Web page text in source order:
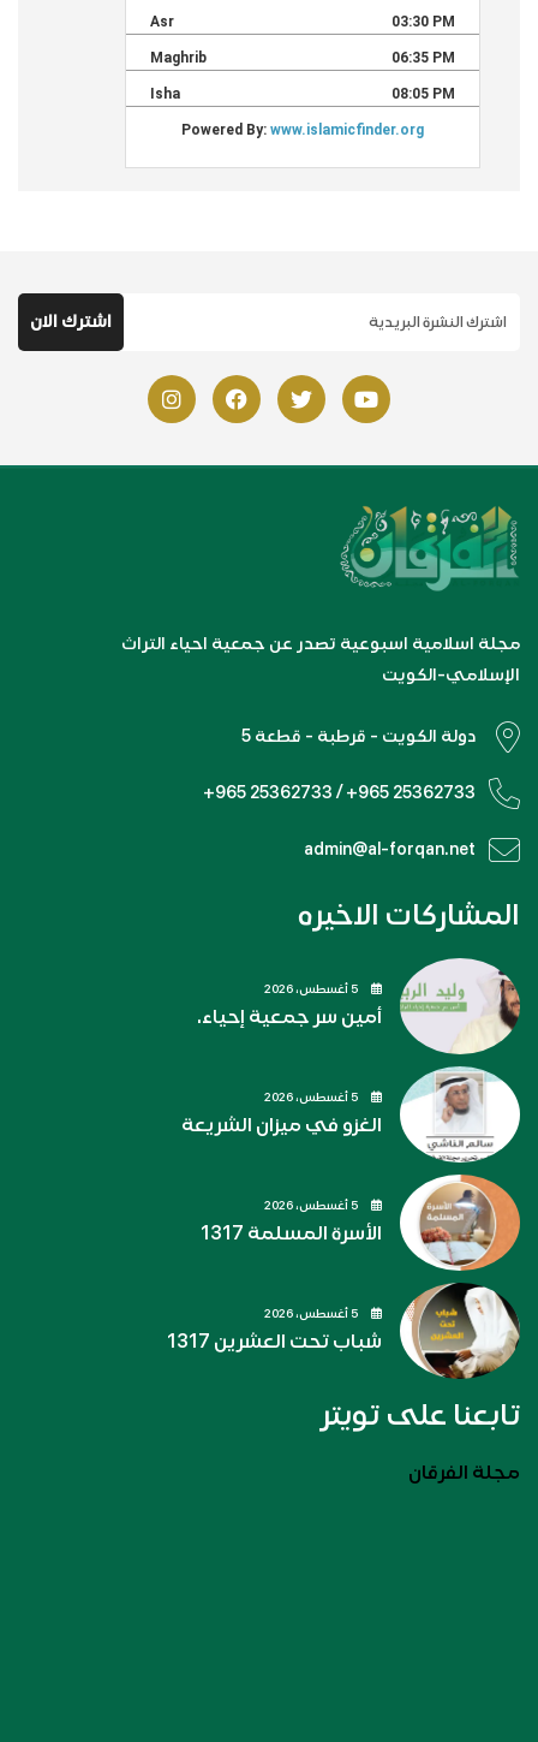
مجلة اسلامية اسبوعية تصدر عن جمعية احياء التراث
الإسلامي-الكويت
دولة الكويت - قرطبة - قطعة 5
+965 25362733 / +965 25362733
admin@al-forqan.net
المشاركات الاخيره
أمين سر جمعية إحياء.
الغزو في ميزان الشريعة
الأسرة المسلمة 1317
شباب تحت العشرين 1317
تابعنا على تويتر
مجلة الفرقان